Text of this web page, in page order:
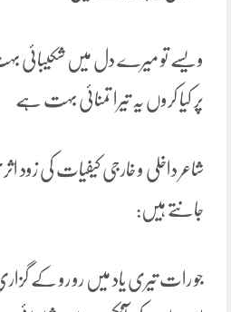
ویسے تو میرے دل میں شکیبائی
پر کیا کروں یہ تیرا تمنائی بہت ہے
شاعر داخلی و خارجی کیفیات کی زود
جانتے ہیں:
جو رات تیری یاد میں رو رو کے